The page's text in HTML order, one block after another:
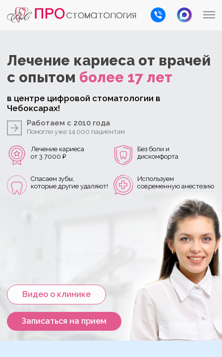
Лечение кариеса от врачей
с опытом более 17 лет
в центре цифровой стоматологии в
Чебоксарах!
Работаем с 2010 года
Помогли уже 14 000 пациентам
Лечение кариеса
от 3 7000 ₽
Без боли и
дискомфорта
Cпасаем зубы,
которые другие удаляют!
Используем
современную анестезию
Видео о клинике
Записаться на прием